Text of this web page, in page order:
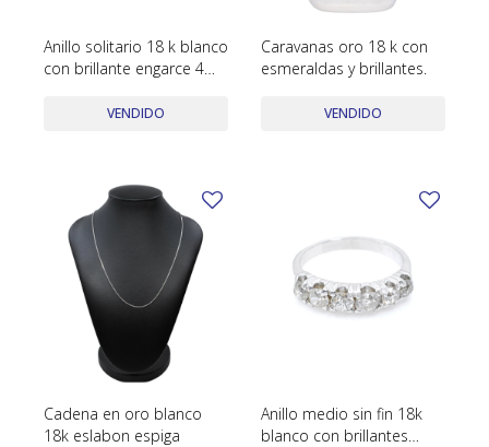
Anillo solitario 18 k blanco
con brillante engarce 4
VENDIDO
Caravanas oro 18 k con
esmeraldas y brillantes.
VENDIDO
Cadena en oro blanco
18k eslabon espiga
Anillo medio sin fin 18k
blanco con brillantes